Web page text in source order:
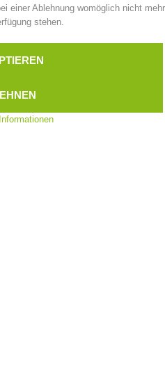
einer Ablehnung womöglich nicht mehr
stehen.